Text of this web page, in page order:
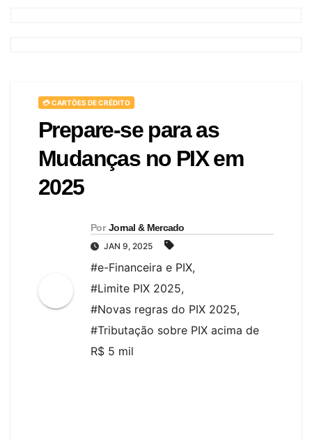
💳 CARTÕES DE CRÉDITO
Prepare-se para as
Mudanças no PIX em
2025
Por Jornal & Mercado
JAN 9, 2025
#e-Financeira e PIX,
#Limite PIX 2025,
#Novas regras do PIX 2025,
#Tributação sobre PIX acima de
R$ 5 mil